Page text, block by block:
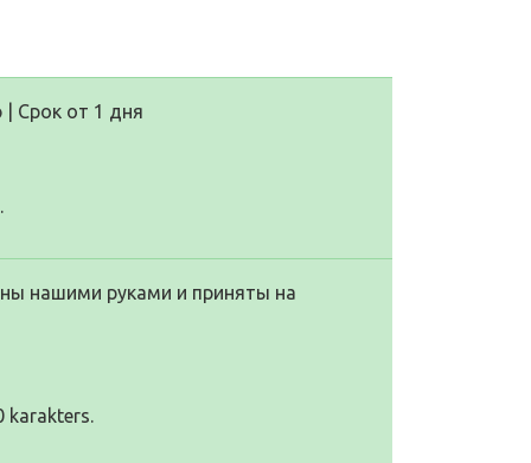
Cрок от 1 дня
нашими руками и приняты на
karakters.